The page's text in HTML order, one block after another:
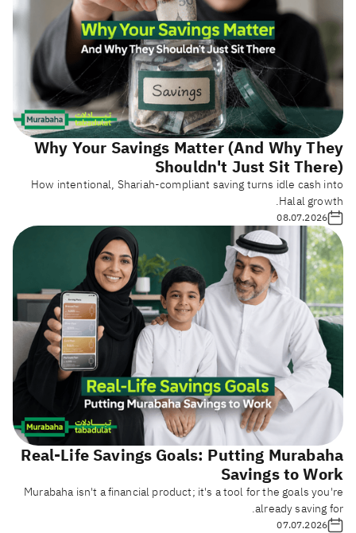
Why Your Savings Matter (And Why They
Shouldn't Just Sit There)
How intentional, Shariah-compliant saving turns idle cash into
Halal growth.
08.07.2026
Real-Life Savings Goals: Putting Murabaha
Savings to Work
Murabaha isn't a financial product; it's a tool for the goals you're
already saving for.
07.07.2026